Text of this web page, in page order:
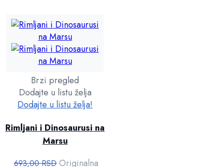
Brzi pregled
Dodajte u listu želja
Dodajte u listu želja!
Rimljani i Dinosaurusi na
Marsu
693,00RSD Originalna